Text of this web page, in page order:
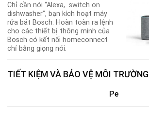
Chỉ cần nói “Alexa, switch on
dishwasher”, bạn kích hoạt máy
rửa bát Bosch. Hoàn toàn ra lệnh
cho các thiết bị thông minh của
Bosch có kết nối homeconnect
chỉ bằng giọng nói.
TIẾT KIỆM VÀ BẢO VỆ MÔI TRƯỜNG
Pe